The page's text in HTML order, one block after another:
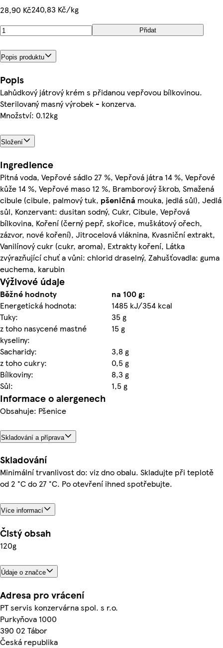
28,90 Kč240,83 Kč/kg
Přidat
Popis produktu
Popis
Lahůdkový játrový krém s přidanou vepřovou bílkovinou.
Sterilovaný masný výrobek - konzerva.
Množství: 0.12kg
Složení
Ingredience
Pitná voda, Vepřové sádlo 27 %, Vepřová játra 14 %, Vepřové
kůže 14 %, Vepřové maso 12 %, Bramborový škrob, Smažená
cibule (cibule, palmový tuk, pšeničná mouka, jedlá sůl), Jedlá
sůl, Konzervant: dusitan sodný, Cukr, Cibule, Vepřová
bílkovina, Koření (černý pepř, skořice, muškátový ořech,
zázvor, nové koření), Jitrocelová vláknina, Kvasniční extrakt,
Vanilínový cukr (cukr, aroma), Extrakty koření, Látka
zvýrazňující chuť a vůni: chlorid draselný, Zahušťovadla: guma
euchema, karubin
Výživové údaje
Běžné hodnoty
na 100 g:
Energetická hodnota:
1485 kJ/354 kcal
Tuky:
35 g
z toho nasycené mastné
kyseliny:
15 g
Sacharidy:
3,8 g
z toho cukry:
0,5 g
Bílkoviny:
8,3 g
Sůl:
1,5 g
Informace o alergenech
Obsahuje: Pšenice
Skladování a příprava
Skladování
Minimální trvanlivost do: viz dno obalu. Skladujte při teplotě
od 2 °C do 27 °C. Po otevření ihned spotřebujte.
Více informací
Čistý obsah
120g
Údaje o značce
Adresa pro vrácení
PT servis konzervárna spol. s r.o.
Purkyňova 1000
390 02 Tábor
Česká republika